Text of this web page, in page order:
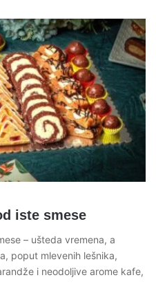
iste smese
– ušteda vremena, a
poput mlevenih lešnika,
i neodoljive arome kafe,